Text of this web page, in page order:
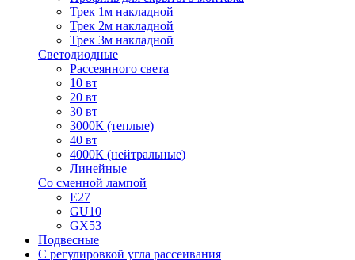
Трек 1м накладной
Трек 2м накладной
Трек 3м накладной
Светодиодные
Рассеянного света
10 вт
20 вт
30 вт
3000К (теплые)
40 вт
4000К (нейтральные)
Линейные
Со сменной лампой
E27
GU10
GX53
Подвесные
С регулировкой угла рассеивания